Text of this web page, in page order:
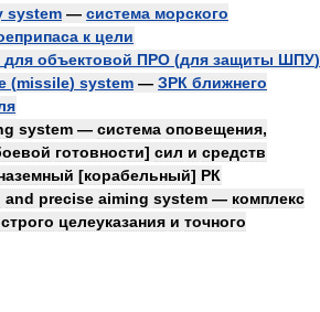
system — система морского
к цели
для объектовой ПРО (для защиты ШПУ)
(missile) system — ЗРК ближнего
system — система оповещения,
готовности] сил и средств
[корабельный] РК
and precise aiming system — комплекс
целеуказания и точного